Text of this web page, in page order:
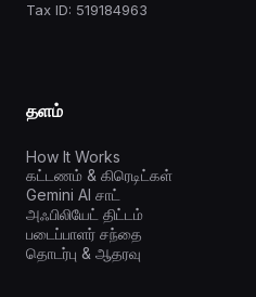
Tax ID: 519184963
தளம்
How It Works
கட்டணம் & கிரெடிட்கள்
Gemini AI சாட்
அஃபிலியேட் திட்டம்
படைப்பாளர் சந்தை
தொடர்பு & ஆதரவு